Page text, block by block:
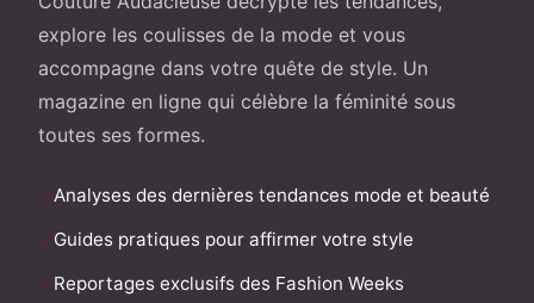
explore les coulisses de la mode et vous
accompagne dans votre quête de style. Un
magazine en ligne qui célèbre la féminité sous
toutes ses formes.
Analyses des dernières tendances mode et beauté
Guides pratiques pour affirmer votre style
Reportages exclusifs des Fashion Weeks